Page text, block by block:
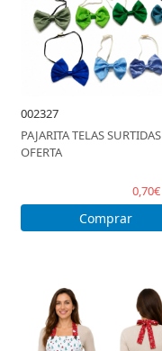
002327
PAJARITA TELAS SURTIDAS
OFERTA
0,70€
Comprar